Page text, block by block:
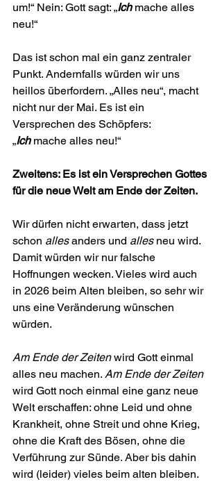
um!“ Nein: Gott sagt: „Ich mache alles
neu!“
Das ist schon mal ein ganz zentraler
Punkt. Andernfalls würden wir uns
heillos überfordern. „Alles neu“, macht
nicht nur der Mai. Es ist ein
Versprechen des Schöpfers:
„Ich mache alles neu!“
Zweitens: Es ist ein Versprechen Gottes
für die neue Welt am Ende der Zeiten.
Wir dürfen nicht erwarten, dass jetzt
schon alles anders und alles neu wird.
Damit würden wir nur falsche
Hoffnungen wecken. Vieles wird auch
in 2026 beim Alten bleiben, so sehr wir
uns eine Veränderung wünschen
würden.
Am Ende der Zeiten wird Gott einmal
alles neu machen. Am Ende der Zeiten
wird Gott noch einmal eine ganz neue
Welt erschaffen: ohne Leid und ohne
Krankheit, ohne Streit und ohne Krieg,
ohne die Kraft des Bösen, ohne die
Verführung zur Sünde. Aber bis dahin
wird (leider) vieles beim alten bleiben.